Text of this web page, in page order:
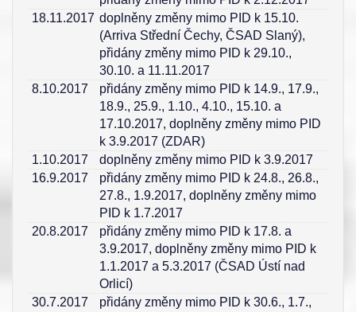
18.11.2017 doplněny změny mimo PID k 15.10.
(Arriva Střední Čechy, ČSAD Slaný),
přidány změny mimo PID k 29.10.,
30.10. a 11.11.2017
8.10.2017
přidány změny mimo PID k 14.9., 17.9.,
18.9., 25.9., 1.10., 4.10., 15.10. a
17.10.2017, doplněny změny mimo PID
k 3.9.2017 (ZDAR)
1.10.2017
doplněny změny mimo PID k 3.9.2017
16.9.2017
přidány změny mimo PID k 24.8., 26.8.,
27.8., 1.9.2017, doplněny změny mimo
PID k 1.7.2017
20.8.2017
přidány změny mimo PID k 17.8. a
3.9.2017, doplněny změny mimo PID k
1.1.2017 a 5.3.2017 (ČSAD Ústí nad
Orlicí)
30.7.2017
přidány změny mimo PID k 30.6., 1.7.,